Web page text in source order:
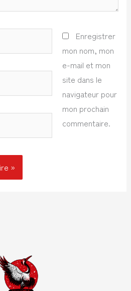
Enregistrer
mon nom, mon
e-mail et mon
site dans le
navigateur pour
mon prochain
commentaire.